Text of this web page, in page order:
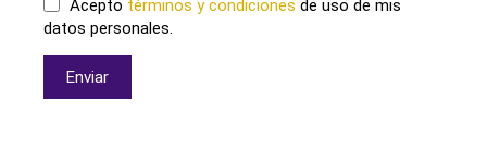
Acepto términos y condiciones de uso de mis
datos personales.
Enviar